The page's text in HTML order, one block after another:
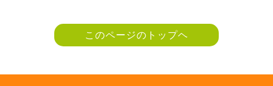
このページのトップヘ